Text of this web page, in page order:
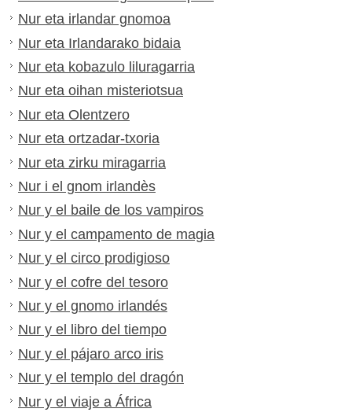
Nur eta irlandar gnomoa
Nur eta Irlandarako bidaia
Nur eta kobazulo liluragarria
Nur eta oihan misteriotsua
Nur eta Olentzero
Nur eta ortzadar-txoria
Nur eta zirku miragarria
Nur i el gnom irlandès
Nur y el baile de los vampiros
Nur y el campamento de magia
Nur y el circo prodigioso
Nur y el cofre del tesoro
Nur y el gnomo irlandés
Nur y el libro del tiempo
Nur y el pájaro arco iris
Nur y el templo del dragón
Nur y el viaje a África